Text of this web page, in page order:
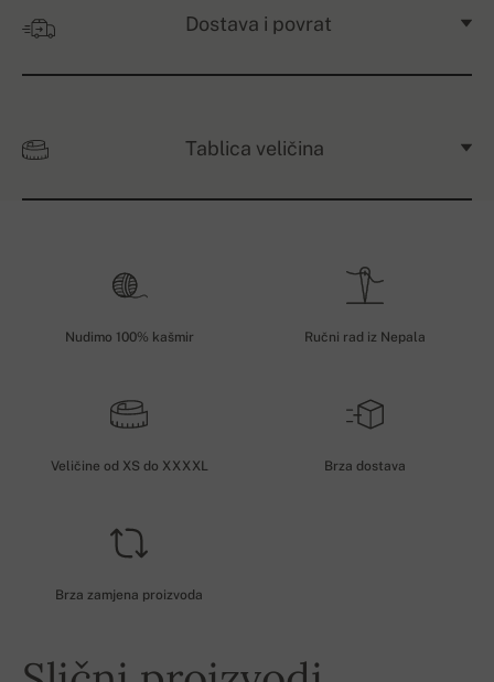
Dostava i povrat
Tablica veličina
Nudimo 100% kašmir Ručni rad iz Nepala
Veličine od XS do XXXXL Brza dostava
Brza zamjena proizvoda